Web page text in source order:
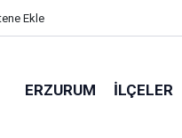
Ekle
ERZURUM İLÇELER